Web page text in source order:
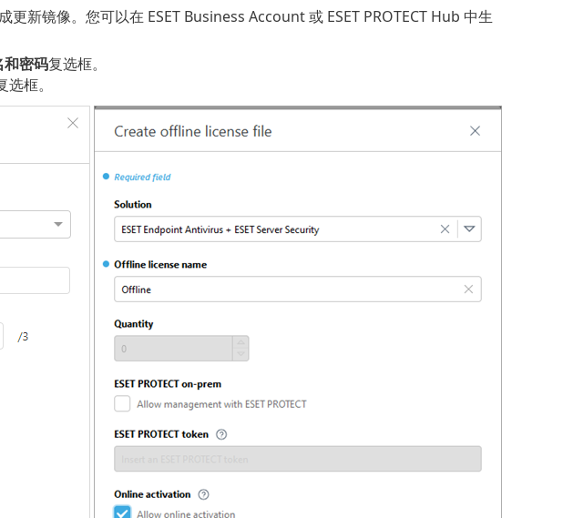
新镜像。您可以在 ESET Business Account 或 ESET PROTECT Hub 中生
和密码复选框。
选框。